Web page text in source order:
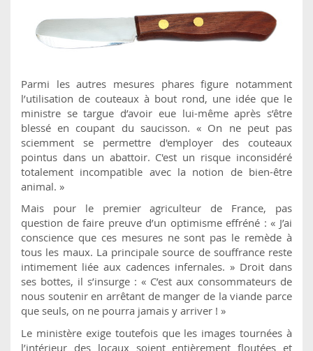
Parmi les autres mesures phares figure notamment
l’utilisation de couteaux à bout rond, une idée que le
ministre se targue d’avoir eue lui-même après s’être
blessé en coupant du saucisson. « On ne peut pas
sciemment se permettre d'employer des couteaux
pointus dans un abattoir. C'est un risque inconsidéré
totalement incompatible avec la notion de bien-être
animal. »
Mais pour le premier agriculteur de France, pas
question de faire preuve d’un optimisme effréné : « J’ai
conscience que ces mesures ne sont pas le remède à
tous les maux. La principale source de souffrance reste
intimement liée aux cadences infernales. » Droit dans
ses bottes, il s’insurge : « C’est aux consommateurs de
nous soutenir en arrêtant de manger de la viande parce
que seuls, on ne pourra jamais y arriver ! »
Le ministère exige toutefois que les images tournées à
l’intérieur des locaux soient entièrement floutées et